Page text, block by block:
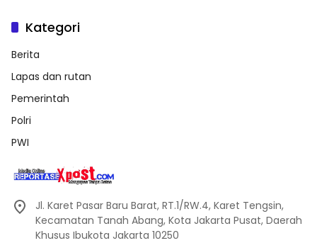
Kategori
Berita
Lapas dan rutan
Pemerintah
Polri
PWI
Jl. Karet Pasar Baru Barat, RT.1/RW.4, Karet Tengsin,
Kecamatan Tanah Abang, Kota Jakarta Pusat, Daerah
Khusus Ibukota Jakarta 10250